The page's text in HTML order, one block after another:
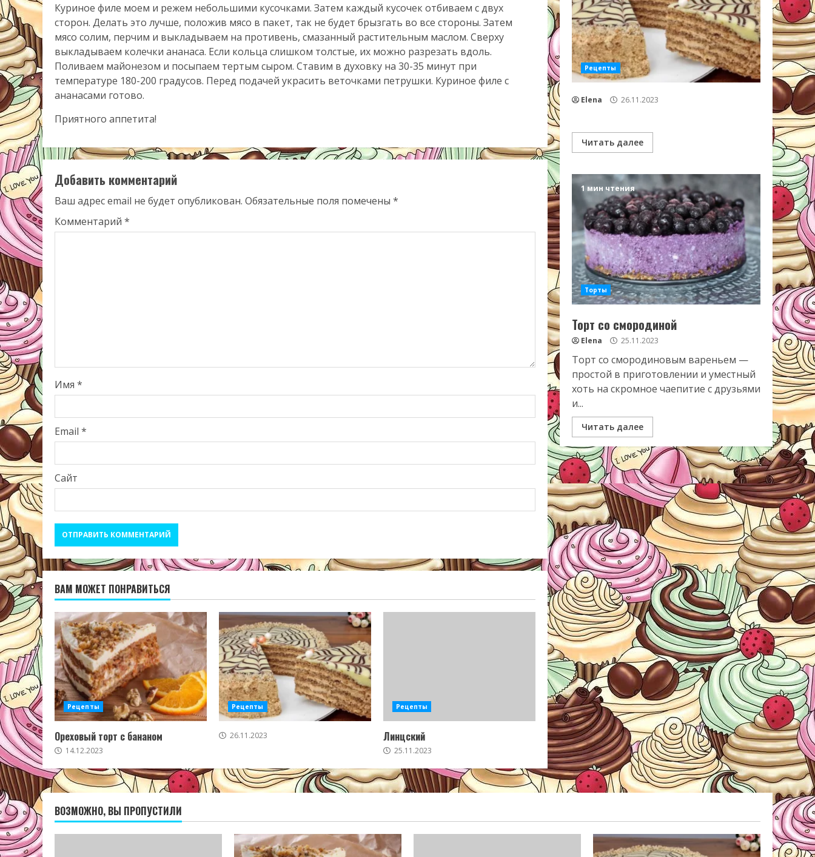
Куриное филе моем и режем небольшими кусочками. Затем каждый кусочек отбиваем с двух
сторон. Делать это лучше, положив мясо в пакет, так не будет брызгать во все стороны. Затем
мясо солим, перчим и выкладываем на противень, смазанный растительным маслом. Сверху
выкладываем колечки ананаса. Если кольца слишком толстые, их можно разрезать вдоль.
Поливаем майонезом и посыпаем тертым сыром. Ставим в духовку на 30-35 минут при
температуре 180-200 градусов. Перед подачей украсить веточками петрушки. Куриное филе с
ананасами готово.
Приятного аппетита!
Добавить комментарий
Ваш адрес email не будет опубликован. Обязательные поля помечены *
Комментарий *
Имя *
Email *
Сайт
ВАМ МОЖЕТ ПОНРАВИТЬСЯ
Рецепты
Ореховый торт с бананом
14.12.2023
Рецепты
26.11.2023
Рецепты
Линцский
25.11.2023
Рецепты
Elena 26.11.2023
Читать далее
1 мин чтения
Торты
Торт со смородиной
Elena 25.11.2023
Торт со смородиновым вареньем —
простой в приготовлении и уместный
хоть на скромное чаепитие с друзьями
и...
Читать далее
ВОЗМОЖНО, ВЫ ПРОПУСТИЛИ